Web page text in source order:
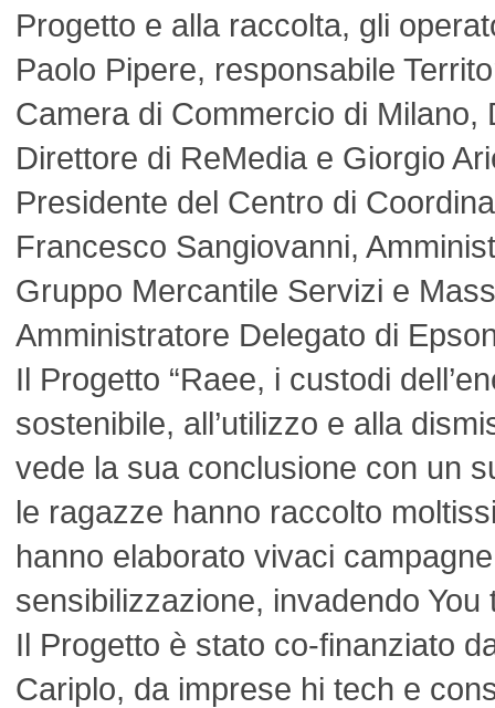
Progetto e alla raccolta, gli
Paolo Pipere, responsabile
Camera di Commercio di Milano,
Direttore di ReMedia e Giorgio
Presidente del Centro di
Francesco Sangiovanni,
Gruppo Mercantile Servizi e
Amministratore Delegato di
Il Progetto “Raee, i custodi
sostenibile, all’utilizzo e alla
vede la sua conclusione con un
le ragazze hanno raccolto
hanno elaborato vivaci
sensibilizzazione, invadendo You
Il Progetto è stato co-finanziato
Cariplo, da imprese hi tech e